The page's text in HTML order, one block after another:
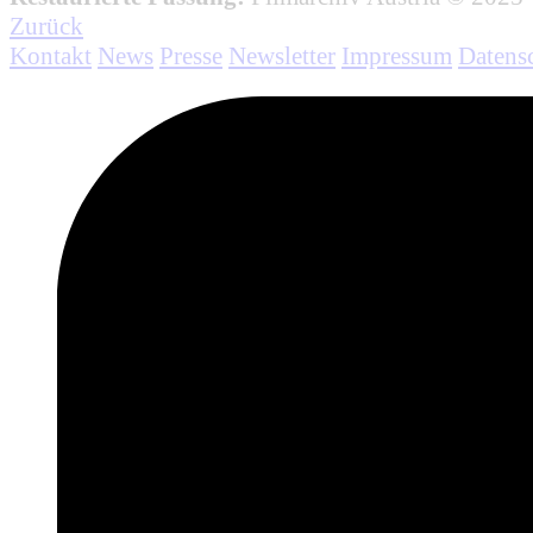
Zurück
Kontakt News Presse Newsletter Impressum